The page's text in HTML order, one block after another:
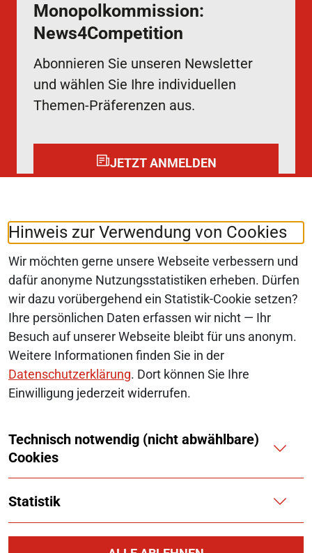
Hinweis zur Verwendung von Cookies
Wir möchten gerne unsere Webseite verbessern und
dafür anonyme Nutzungsstatistiken erheben. Dürfen
wir dazu vorübergehend ein Statistik-Cookie setzen?
Ihre persönlichen Daten erfassen wir nicht — Ihr
Besuch auf unserer Webseite bleibt für uns anonym.
Weitere Informationen finden Sie in der
Datenschutzerklärung. Dort können Sie Ihre
Einwilligung jederzeit widerrufen.
Technisch notwendig (nicht abwählbare)
Cookies
Statistik
Monopolkommission:
News4Competition
Abonnieren Sie unseren Newsletter
und wählen Sie Ihre individuellen
Themen-Präferenzen aus.
JETZT ANMELDEN
Folgen Sie uns auf: LinkedIn
© 2026 Monopolkommission
SERVICE-NAVIGATION
SITEMAP
ERKLÄRUNG ZUR BARRIEREFREIHEIT
IMPRESSUM
DATENSCHUTZ
COOKIES